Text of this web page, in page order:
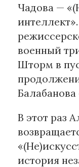
Материалы
АКИ
Artists /
n'RIS
Онлайн патент
Цифровой
Смотрите нас
Чадова —
военный
Шторм в
Балабанова
В этот раз
история